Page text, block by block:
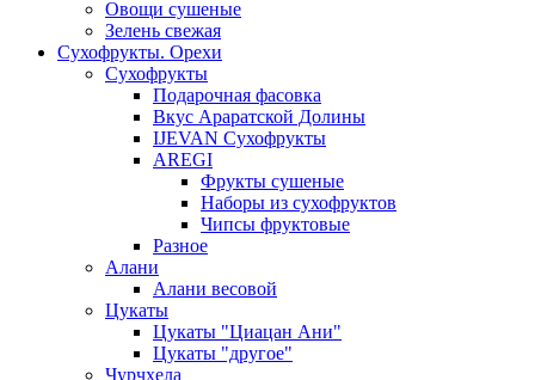
Овощи сушеные
Зелень свежая
Сухофрукты. Орехи
Сухофрукты
Подарочная фасовка
Вкус Араратской Долины
IJEVAN Сухофрукты
AREGI
Фрукты сушеные
Наборы из сухофруктов
Чипсы фруктовые
Разное
Алани
Алани весовой
Цукаты
Цукаты "Циацан Ани"
Цукаты "другое"
Чурчхела